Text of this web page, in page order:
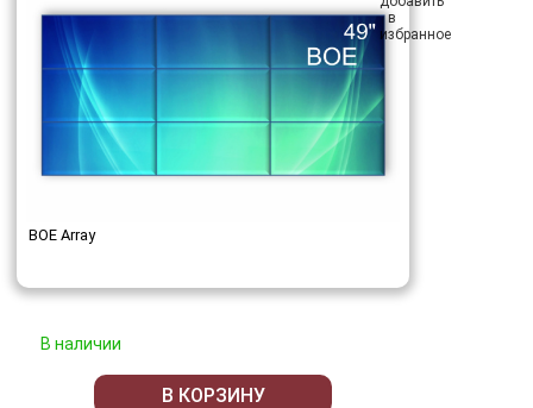
BOE Array
В наличии
В КОРЗИНУ